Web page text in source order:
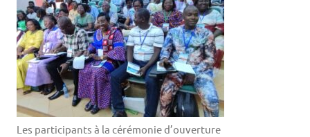
Les participants à la cérémonie d’ouverture